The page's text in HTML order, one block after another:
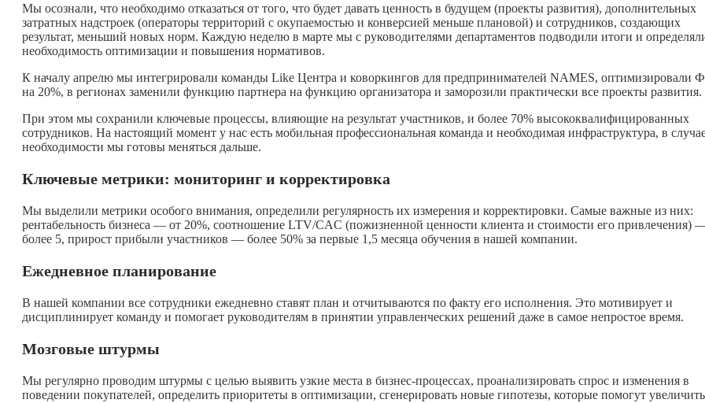
Мы осознали, что необходимо отказаться от того, что будет давать ценность в будущем (проекты развития), дополнительных
затратных надстроек (операторы территорий с окупаемостью и конверсией меньше плановой) и сотрудников, создающих
результат, меньший новых норм. Каждую неделю в марте мы с руководителями департаментов подводили итоги и
необходимость оптимизации и повышения нормативов.
К началу апрелю мы интегрировали команды Like Центра и коворкингов для предпринимателей NAMES, оптимизировали
на 20%, в регионах заменили функцию партнера на функцию организатора и заморозили практически все проекты развития.
При этом мы сохранили ключевые процессы, влияющие на результат участников, и более 70% высококвалифицированных
сотрудников. На настоящий момент у нас есть мобильная профессиональная команда и необходимая инфраструктура, в
необходимости мы готовы меняться дальше.
Ключевые метрики: мониторинг и корректировка
Мы выделили метрики особого внимания, определили регулярность их измерения и корректировки. Самые важные из них:
рентабельность бизнеса — от 20%, соотношение LTV/CAC (пожизненной ценности клиента и стоимости его привлечения)
более 5, прирост прибыли участников — более 50% за первые 1,5 месяца обучения в нашей компании.
Ежедневное планирование
В нашей компании все сотрудники ежедневно ставят план и отчитываются по факту его исполнения. Это мотивирует и
дисциплинирует команду и помогает руководителям в принятии управленческих решений даже в самое непростое время.
Мозговые штурмы
Мы регулярно проводим штурмы с целью выявить узкие места в бизнес-процессах, проанализировать спрос и изменения в
поведении покупателей, определить приоритеты в оптимизации, сгенерировать новые гипотезы, которые помогут увеличить